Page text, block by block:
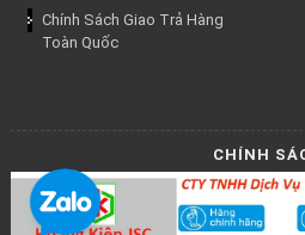
Chính Sách Giao Trả Hàng
Toàn Quốc
CHÍNH